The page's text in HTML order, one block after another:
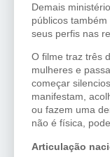
Demais
públicos
seus perfis nas
O filme traz três
mulheres e
começar
manifestam,
ou fazem uma
não é física,
Articulação